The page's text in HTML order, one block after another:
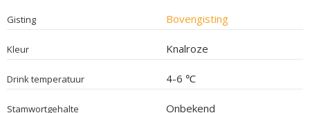
Gisting Bovengisting
Kleur Knalroze
Drink temperatuur 4-6 ℃
Stamwortgehalte Onbekend